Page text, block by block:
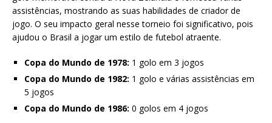
assistências, mostrando as suas habilidades de criador de
jogo. O seu impacto geral nesse torneio foi significativo, pois
ajudou o Brasil a jogar um estilo de futebol atraente.
Copa do Mundo de 1978: 1 golo em 3 jogos
Copa do Mundo de 1982: 1 golo e várias assistências em
5 jogos
Copa do Mundo de 1986: 0 golos em 4 jogos